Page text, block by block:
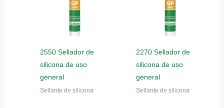
2550 Sellador de
silicona de uso
general
Sellante de silicona
2270 Sellador de
silicona de uso
general
Sellante de silicona